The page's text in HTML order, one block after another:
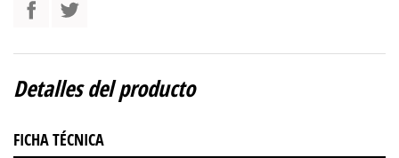
Detalles del producto
FICHA TÉCNICA